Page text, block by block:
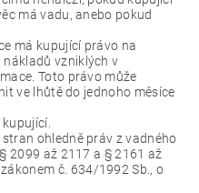
má vadu, anebo pokud
má kupující právo na
vzniklých v
Toto právo může
ve lhůtě do jednoho měsíce
ohledně práv z vadného
2099 až 2117 a § 2161 až
č. 634/1992 Sb., o